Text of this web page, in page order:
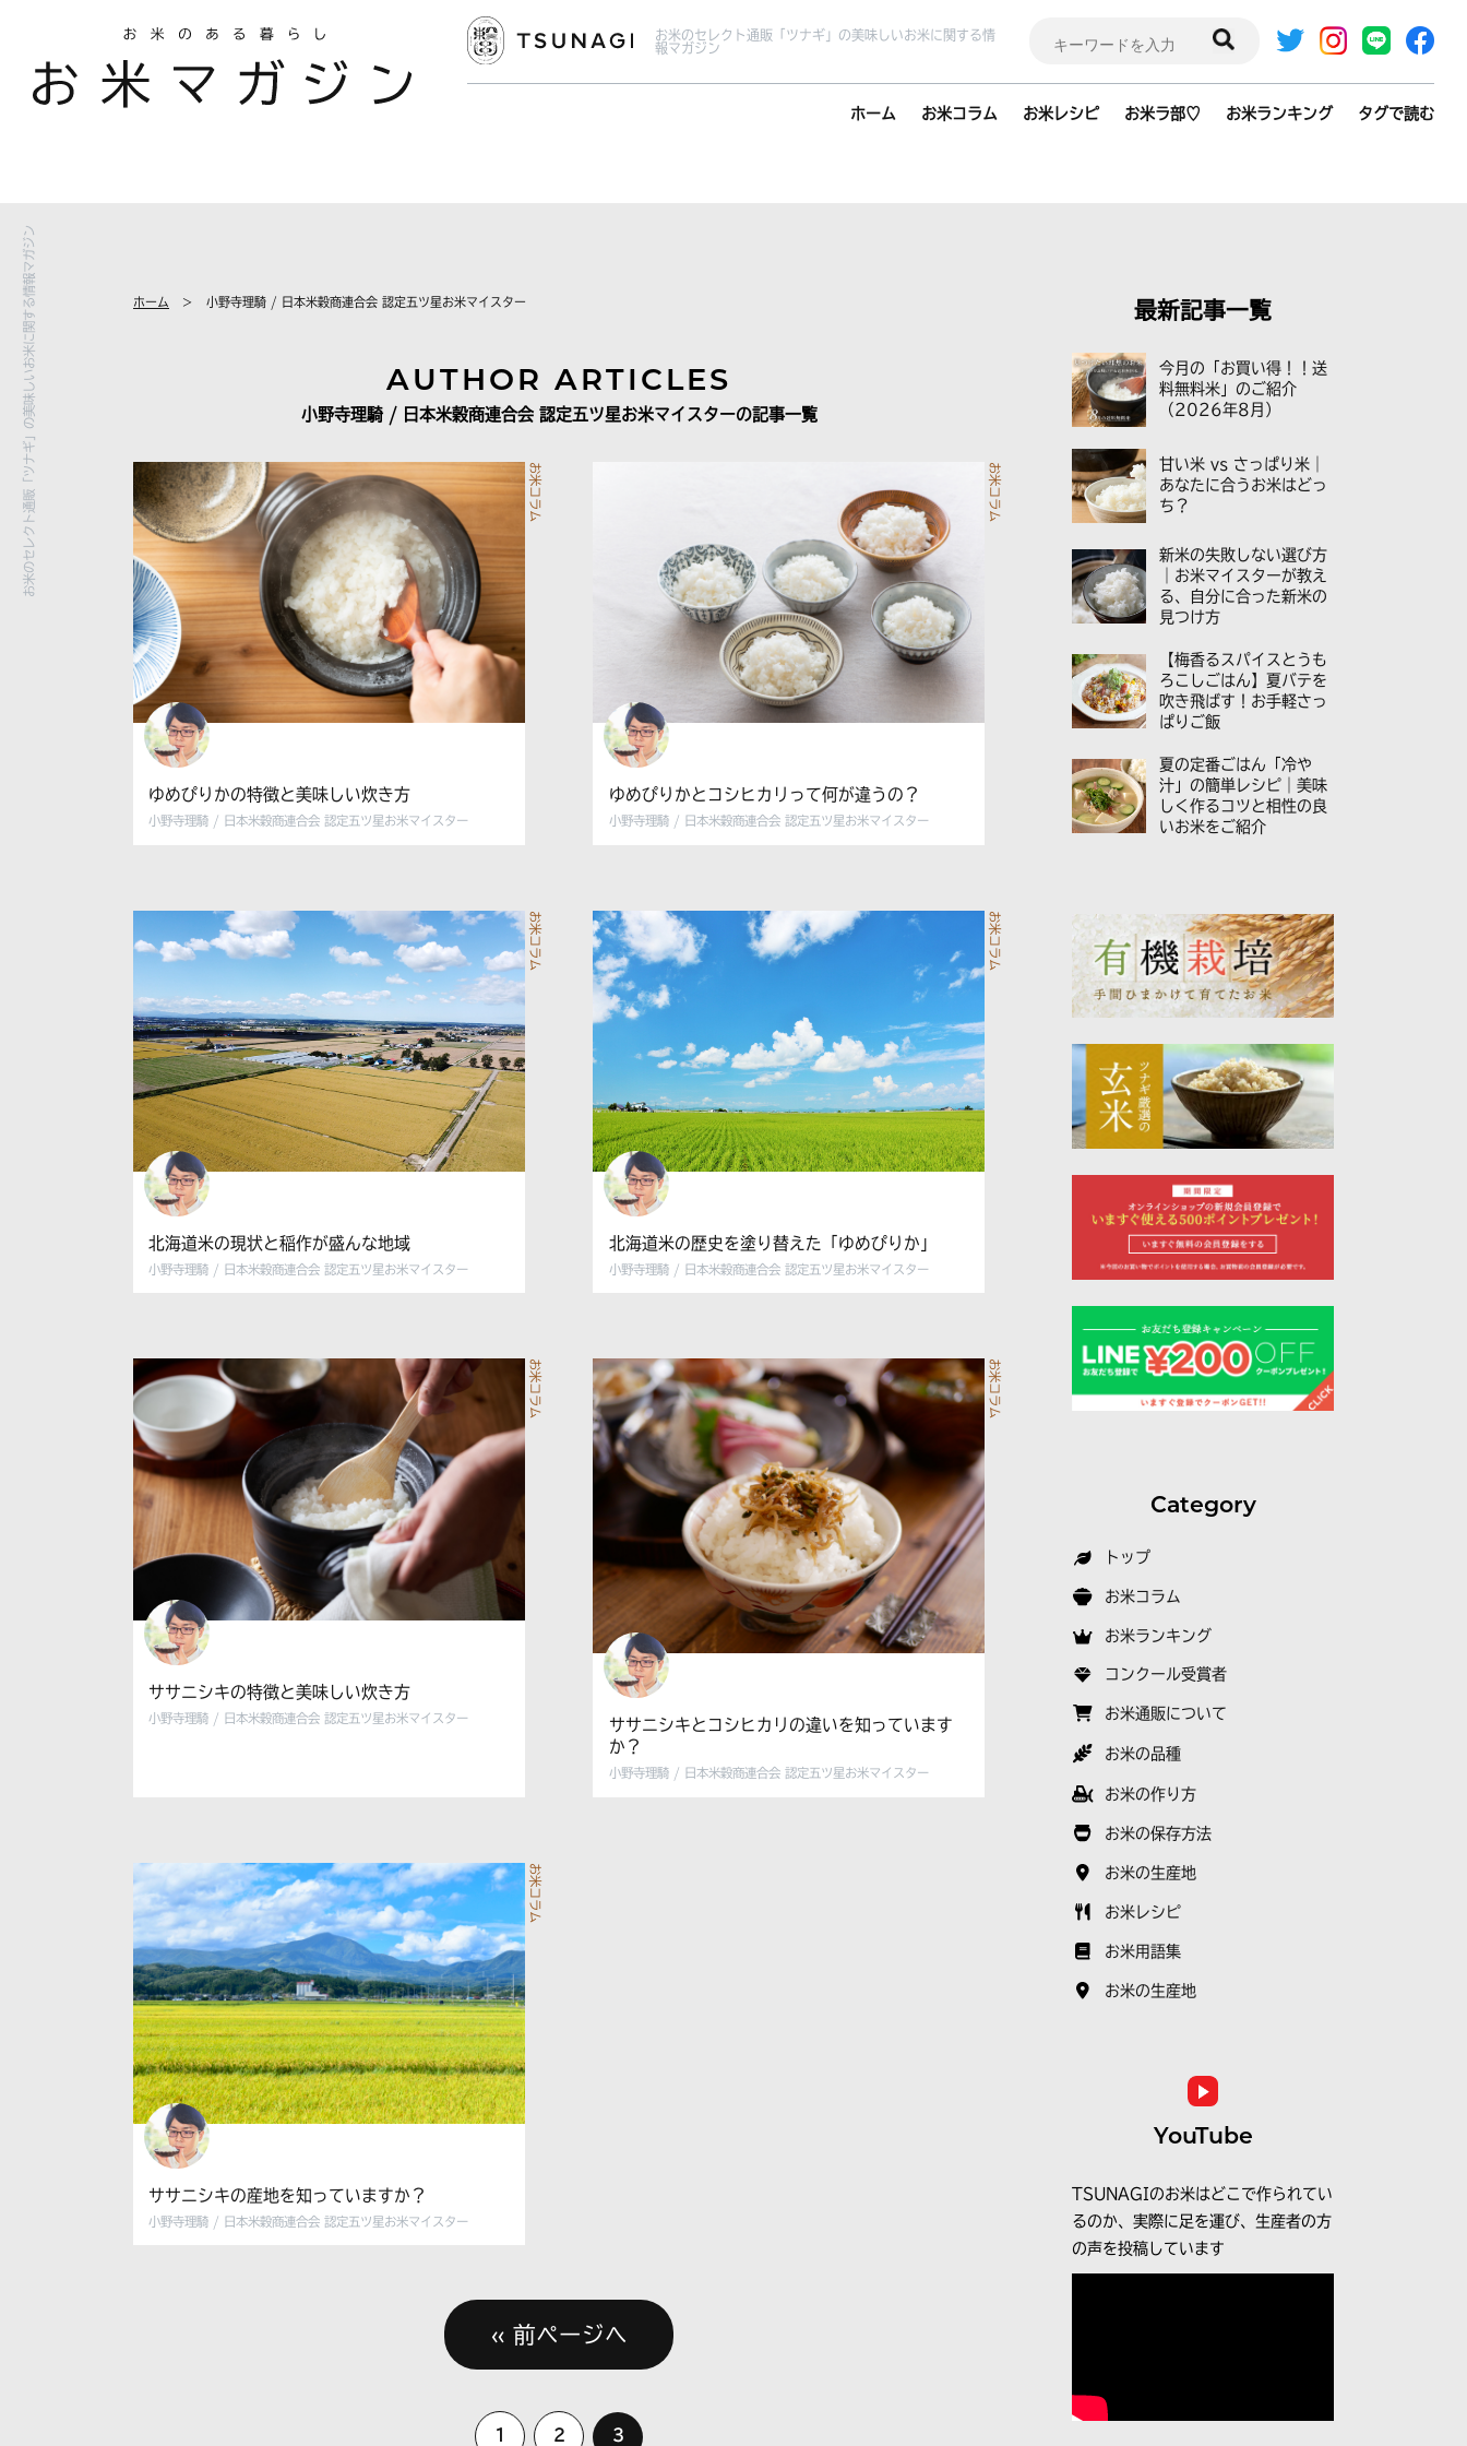
お米のセレクト通販「ツナギ」の美味しいお米に関する情
報マガジン
索:
ホーム お米コラム お米レシピ お米ラ部♡ お米ランキング タグで読む
お米のセレクト通販「ツナギ」の美味しいお米に関する情報マガジン ホーム 小野寺理騎 / 日本米穀商連合会 認定五ツ星お米マイスター
AUTHOR ARTICLES
小野寺理騎 / 日本米穀商連合会 認定五ツ星お米マイスターの記事一覧
お米コラム
ゆめぴりかの特徴と美味しい炊き方
小野寺理騎 / 日本米穀商連合会 認定五ツ星お米マイスター
お米コラム
ゆめぴりかとコシヒカリって何が違うの？
小野寺理騎 / 日本米穀商連合会 認定五ツ星お米マイスター
お米コラム
北海道米の現状と稲作が盛んな地域
小野寺理騎 / 日本米穀商連合会 認定五ツ星お米マイスター
お米コラム
北海道米の歴史を塗り替えた「ゆめぴりか」
小野寺理騎 / 日本米穀商連合会 認定五ツ星お米マイスター
お米コラム
ササニシキの特徴と美味しい炊き方
小野寺理騎 / 日本米穀商連合会 認定五ツ星お米マイスター
お米コラム
ササニシキとコシヒカリの違いを知っています
か？
小野寺理騎 / 日本米穀商連合会 認定五ツ星お米マイスター
お米コラム
ササニシキの産地を知っていますか？
小野寺理騎 / 日本米穀商連合会 認定五ツ星お米マイスター
« 前ページへ
1 2 3
最新記事一覧
今月の「お買い得！！送
料無料米」のご紹介
（2026年8月）
甘い米 vs さっぱり米｜
あなたに合うお米はどっ
ち？
新米の失敗しない選び方
｜お米マイスターが教え
る、自分に合った新米の
見つけ方
【梅香るスパイスとうも
ろこしごはん】夏バテを
吹き飛ばす！お手軽さっ
ぱりご飯
夏の定番ごはん「冷や
汁」の簡単レシピ｜美味
しく作るコツと相性の良
いお米をご紹介
Category
トップ
お米コラム
お米ランキング
コンクール受賞者
お米通販について
お米の品種
お米の作り方
お米の保存方法
お米の生産地
お米レシピ
お米用語集
お米の生産地
YouTube
TSUNAGIのお米はどこで作られてい
るのか、実際に足を運び、生産者の方
の声を投稿しています